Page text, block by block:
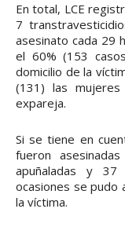
En total, LCE
7
asesinato cada 29
el 60% (153
domicilio de la
(131) las
expareja.
Si se tiene en
fueron
apuñaladas y
ocasiones se pudo
la víctima.